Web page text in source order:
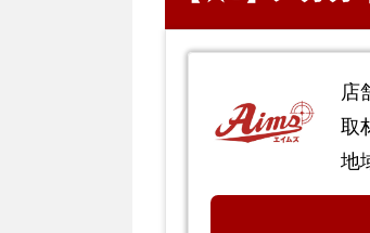
店
取
地